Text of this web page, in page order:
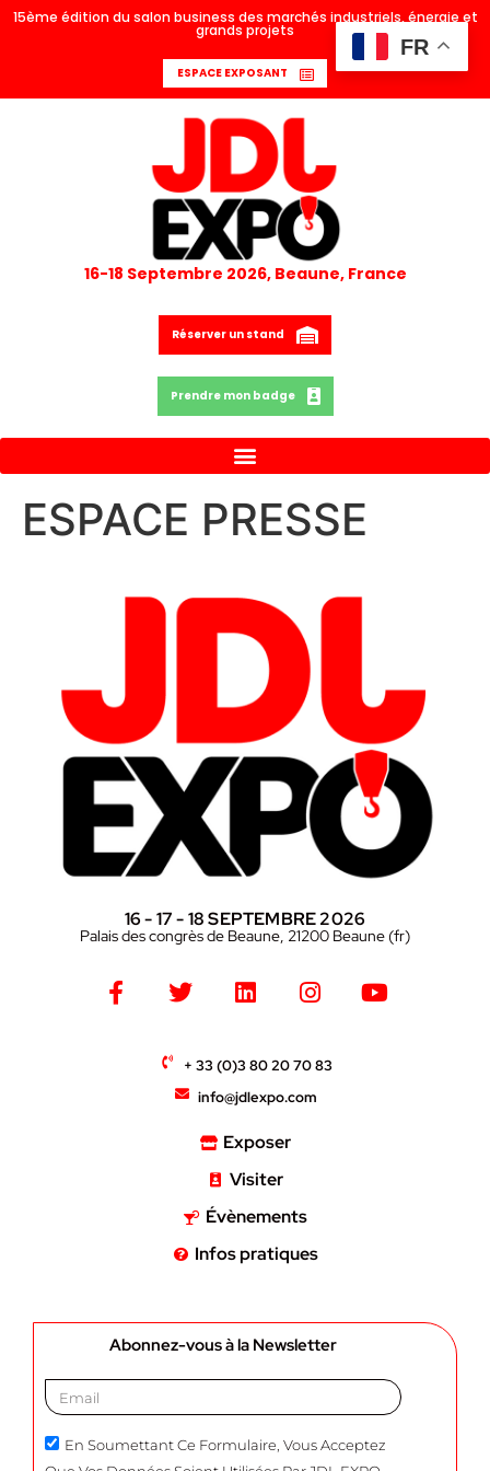
15ème édition du salon business des marchés industriels, énergie et
grands projets
ESPACE EXPOSANT
16-18 Septembre 2026, Beaune, France
Réserver un stand
Prendre mon badge
ESPACE PRESSE
16 - 17 - 18 SEPTEMBRE 2026
Palais des congrès de Beaune, 21200 Beaune (fr)
+ 33 (0)3 80 20 70 83
info@jdlexpo.com
Exposer
Visiter
Évènements
Infos pratiques
Abonnez-vous à la Newsletter
En Soumettant Ce Formulaire, Vous Acceptez
FR